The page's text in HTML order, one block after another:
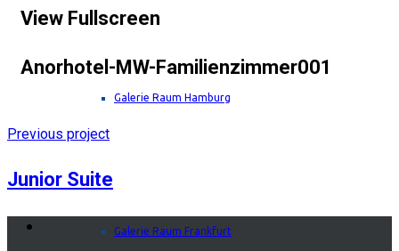
Galerie Raum Hamburg
Galerie Raum Frankfurt
View Fullscreen
Anorhotel-MW-Familienzimmer001
Previous project
Junior Suite